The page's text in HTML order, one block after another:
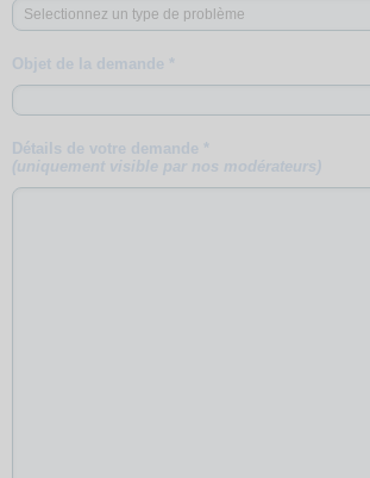
Objet de la demande *
Détails de votre demande *
(uniquement visible par nos modérateurs)